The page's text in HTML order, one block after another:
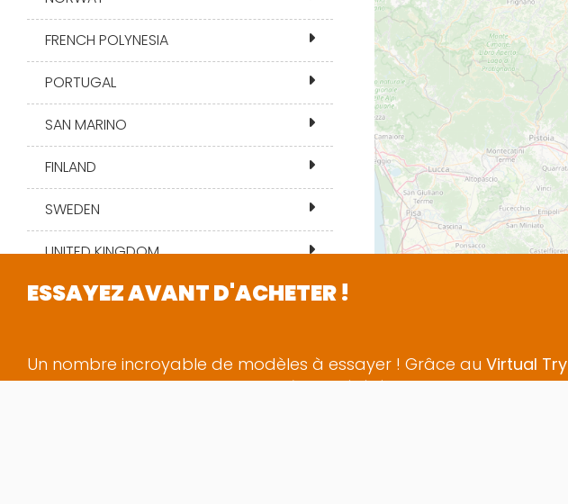
FRENCH POLYNESIA
PORTUGAL
SAN MARINO
FINLAND
SWEDEN
UNITED KINGDOM
COLLECTION KIDS
ESSAYEZ AVANT D'ACHETER !
Un nombre incroyable de modèles à essayer ! Grâce au Virtual Try
On, vous pouvez porter vos modèles préférés avant de les avoir